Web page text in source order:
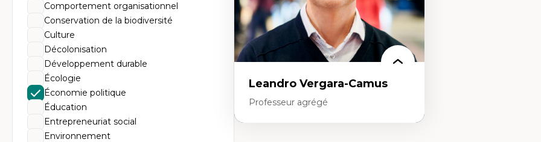
Comportement organisationnel
Conservation de la biodiversité
Culture
Décolonisation
Développement durable
Écologie
Économie politique
Éducation
Entrepreneuriat social
Environnement
Leandro Vergara-Camus
Professeur agrégé